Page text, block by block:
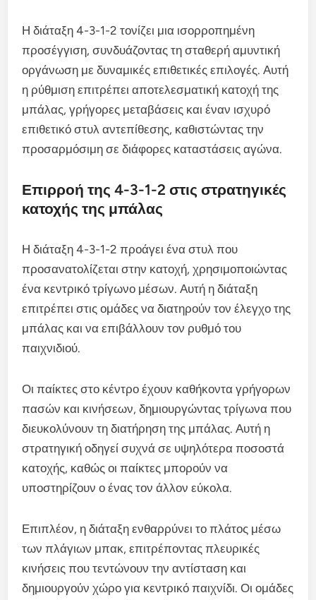
Η διάταξη 4-3-1-2 τονίζει μια ισορροπημένη
προσέγγιση, συνδυάζοντας τη σταθερή αμυντική
οργάνωση με δυναμικές επιθετικές επιλογές. Αυτή
η ρύθμιση επιτρέπει αποτελεσματική κατοχή της
μπάλας, γρήγορες μεταβάσεις και έναν ισχυρό
επιθετικό στυλ αντεπίθεσης, καθιστώντας την
προσαρμόσιμη σε διάφορες καταστάσεις αγώνα.
Επιρροή της 4-3-1-2 στις στρατηγικές
κατοχής της μπάλας
Η διάταξη 4-3-1-2 προάγει ένα στυλ που
προσανατολίζεται στην κατοχή, χρησιμοποιώντας
ένα κεντρικό τρίγωνο μέσων. Αυτή η διάταξη
επιτρέπει στις ομάδες να διατηρούν τον έλεγχο της
μπάλας και να επιβάλλουν τον ρυθμό του
παιχνιδιού.
Οι παίκτες στο κέντρο έχουν καθήκοντα γρήγορων
πασών και κινήσεων, δημιουργώντας τρίγωνα που
διευκολύνουν τη διατήρηση της μπάλας. Αυτή η
στρατηγική οδηγεί συχνά σε υψηλότερα ποσοστά
κατοχής, καθώς οι παίκτες μπορούν να
υποστηρίζουν ο ένας τον άλλον εύκολα.
Επιπλέον, η διάταξη ενθαρρύνει το πλάτος μέσω
των πλάγιων μπακ, επιτρέποντας πλευρικές
κινήσεις που τεντώνουν την αντίσταση και
δημιουργούν χώρο για κεντρικό παιχνίδι. Οι ομάδες